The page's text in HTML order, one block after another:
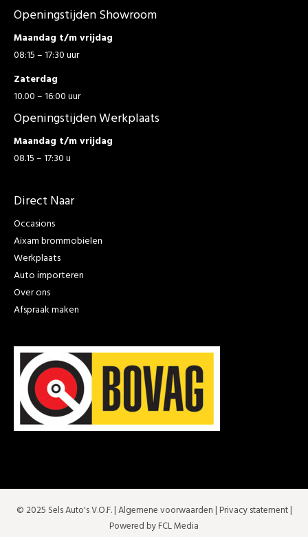
Openingstijden Showroom
Maandag t/m vrijdag
08:15 – 17:30 uur
Zaterdag
10.00 – 16:00 uur
Openingstijden Werkplaats
Maandag t/m vrijdag
08.15 – 17:30 u
Direct Naar
Occasions
Aixam brommobielen
Werkplaats
Auto importeren
Over ons
Afspraak maken
© 2025 Sels Auto's V.O.F. |Algemene voorwaarden | Privacy statement|
Powered by FCL Media